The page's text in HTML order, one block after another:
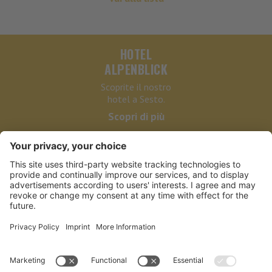
HOTEL
ALPENBLICK
Scoprite il nostro
hotel a Sesto.
Scopri di più
HOTEL ALPENBLICK
LINKS
PARTNER
NEWSLETTER BIKE